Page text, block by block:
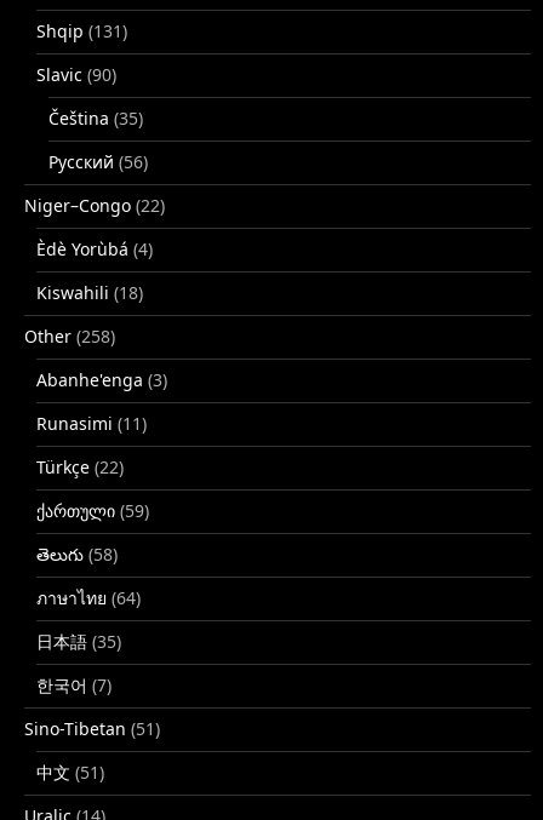
Shqip (131)
Slavic (90)
Čeština (35)
Русский (56)
Niger–Congo (22)
Èdè Yorùbá (4)
Kiswahili (18)
Other (258)
Abanhe'enga (3)
Runasimi (11)
Türkçe (22)
ქართული (59)
తెలుగు (58)
ภาษาไทย (64)
日本語 (35)
한국어 (7)
Sino-Tibetan (51)
中文 (51)
Uralic (14)